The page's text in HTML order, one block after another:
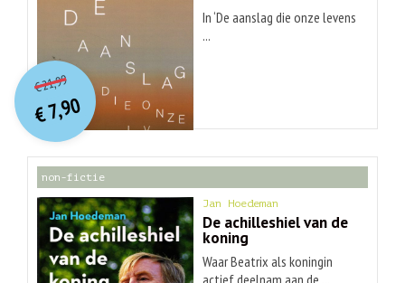
In ‘De aanslag die onze levens
...
€21,99O
orspr
onkelijke
prijs
was:
€ 21,99.
€7,90
Huidige
prijs
is:
€ 7,90.
non-fictie
Jan Hoedeman
De achilleshiel van de
koning
Waar Beatrix als koningin
actief deelnam aan de ...